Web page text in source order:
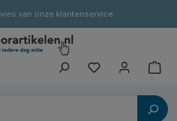
van onze klantenservice